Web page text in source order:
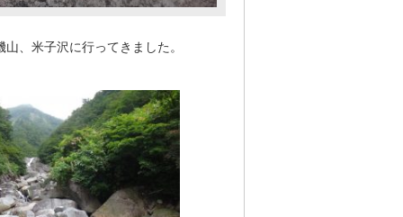
、米子沢に行ってきました。